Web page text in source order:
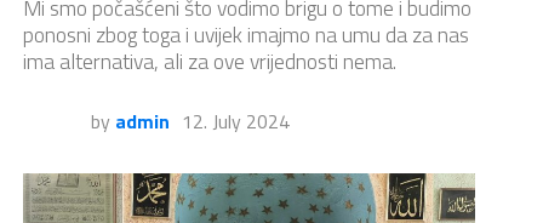
Mi smo počašćeni što vodimo brigu o tome i budimo
ponosni zbog toga i uvijek imajmo na umu da za nas
ima alternativa, ali za ove vrijednosti nema.
by admin 12. July 2024